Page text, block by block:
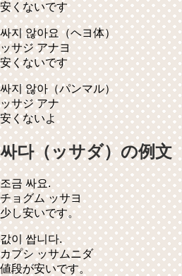
安くないです
싸지 않아요 （ヘヨ体）
ッサジ アナヨ
安くないです
싸지 않아（パンマル）
ッサジ アナ
安くないよ
싸다（ッサダ）の例文
조금 싸요.
チョグム ッサヨ
少し安いです。
값이 쌉니다.
カプシ ッサムニダ
値段が安いです。